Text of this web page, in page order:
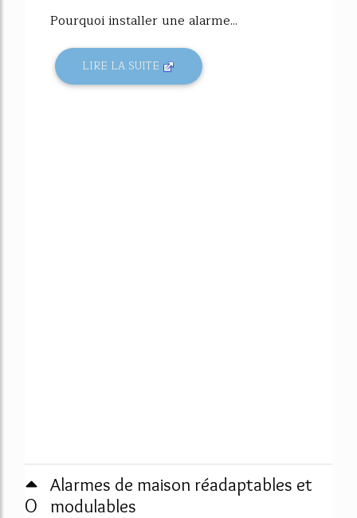
Pourquoi installer une alarme...
LIRE LA SUITE
0
Alarmes de maison réadaptables et
modulables